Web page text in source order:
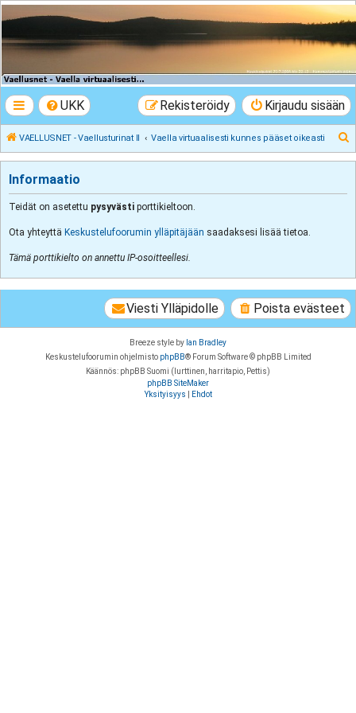
VAELLUSNET -
Vaellusturinat II
UKK Kirjaudu sisään
Rekisteröidy
VAELLUSNET - Vaellusturinat II Vaella virtuaalisesti kunnes pääset oikeasti
Informaatio
Teidät on asetettu pysyvästi porttikieltoon.
Ota yhteyttä Keskustelufoorumin ylläpitäjään saadaksesi lisää tietoa.
Tämä porttikielto on annettu IP-osoitteellesi.
Poista evästeet
Viesti Ylläpidolle
Breeze style by Ian Bradley
Keskustelufoorumin ohjelmisto phpBB® Forum Software © phpBB Limited
Käännös: phpBB Suomi (lurttinen, harritapio, Pettis)
phpBB SiteMaker
Yksityisyys
Ehdot